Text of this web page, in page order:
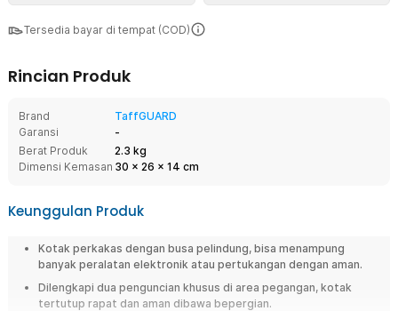
Tersedia bayar di tempat (COD)
Rincian Produk
Brand
TaffGUARD
Garansi
-
Berat Produk
2.3 kg
Dimensi Kemasan 30 x 26 x 14 cm
Keunggulan Produk
Kotak perkakas dengan busa pelindung, bisa menampung
banyak peralatan elektronik atau pertukangan dengan aman.
Dilengkapi dua penguncian khusus di area pegangan, kotak
tertutup rapat dan aman dibawa bepergian.